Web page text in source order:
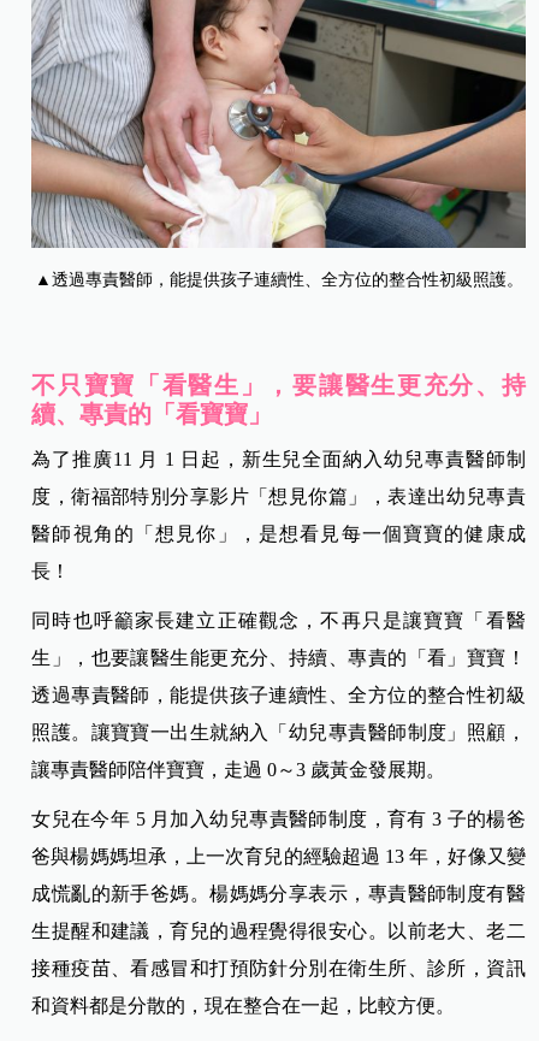
▲透過專責醫師，能提供孩子連續性、全方位的整合性初級照護。
不只寶寶「看醫生」，要讓醫生更充分、持
續、專責的「看寶寶」
為了推廣11 月 1 日起，新生兒全面納入幼兒專責醫師制
度，衛福部特別分享影片「想見你篇」，表達出幼兒專責
醫師視角的「想見你」，是想看見每一個寶寶的健康成
長！
同時也呼籲家長建立正確觀念，不再只是讓寶寶「看醫
生」，也要讓醫生能更充分、持續、專責的「看」寶寶！
透過專責醫師，能提供孩子連續性、全方位的整合性初級
照護。讓寶寶一出生就納入「幼兒專責醫師制度」照顧，
讓專責醫師陪伴寶寶，走過 0～3 歲黃金發展期。
女兒在今年 5 月加入幼兒專責醫師制度，育有 3 子的楊爸
爸與楊媽媽坦承，上一次育兒的經驗超過 13 年，好像又變
成慌亂的新手爸媽。楊媽媽分享表示，專責醫師制度有醫
生提醒和建議，育兒的過程覺得很安心。以前老大、老二
接種疫苗、看感冒和打預防針分別在衛生所、診所，資訊
和資料都是分散的，現在整合在一起，比較方便。